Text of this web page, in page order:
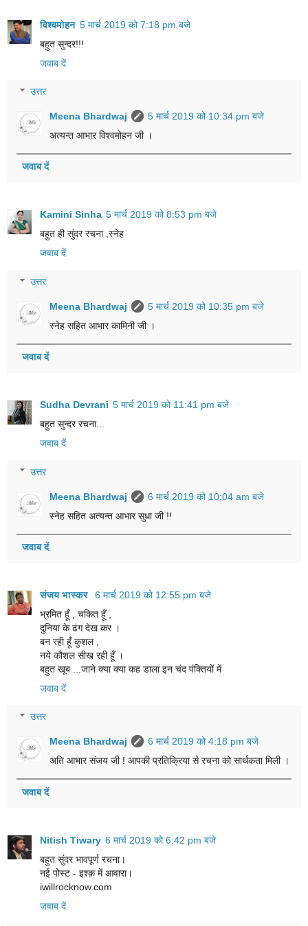
विश्वमोहन 5 मार्च 2019 को 7:18 pm बजे
बहुत सुन्दर!!!
जवाब दें
उत्तर
Meena Bhardwaj
5 मार्च 2019 को 10:34 pm बजे
अत्यन्त आभार विश्वमोहन जी ।
जवाब दें
Kamini Sinha 5 मार्च 2019 को 8:53 pm बजे
बहुत ही सुंदर रचना ,स्नेह
जवाब दें
उत्तर
Meena Bhardwaj
5 मार्च 2019 को 10:35 pm बजे
स्नेह सहित आभार कामिनी जी ।
जवाब दें
Sudha Devrani 5 मार्च 2019 को 11:41 pm बजे
बहुत सुन्दर रचना...
जवाब दें
उत्तर
Meena Bhardwaj
6 मार्च 2019 को 10:04 am बजे
स्नेह सहित अत्यन्त आभार सुधा जी !!
जवाब दें
संजय भास्‍कर
6 मार्च 2019 को 12:55 pm बजे
भ्रमित हूँ , चकित हूँ ,
दुनिया के ढंग देख कर ।
बन रही हूँ कुशल ,
नये कौशल सीख रही हूँ ।
बहुत खूब ...जाने क्या क्या कह डाला इन चंद पंक्तियों में
जवाब दें
उत्तर
Meena Bhardwaj
6 मार्च 2019 को 4:18 pm बजे
अति आभार संजय जी ! आपकी प्रतिक्रिया से रचना को सार्थकता मिली ।
जवाब दें
Nitish Tiwary 6 मार्च 2019 को 6:42 pm बजे
बहुत सुंदर भावपूर्ण रचना।
नई पोस्ट - इश्क़ में आवारा।
iwillrocknow.com
जवाब दें